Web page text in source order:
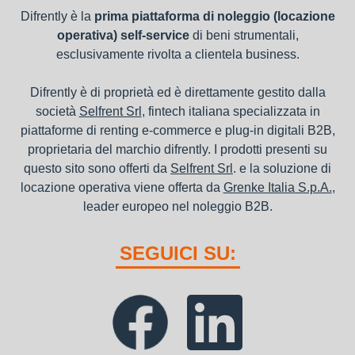
Difrently è la prima piattaforma di noleggio (locazione
operativa) self-servicedi beni strumentali,
esclusivamente rivolta a clientela business.
Difrently è di proprietà ed è direttamente gestito dalla
società Selfrent Srl , fintech italiana specializzata in
piattaforme di renting e-commerce e plug-in digitali B2B,
proprietaria del marchio difrently. I prodotti presenti su
questo sito sono offerti da Selfrent Srl . e la soluzione di
locazione operativa viene offerta da Grenke Italia S.p.A.,
leader europeo nel noleggio B2B.
SEGUICI SU: